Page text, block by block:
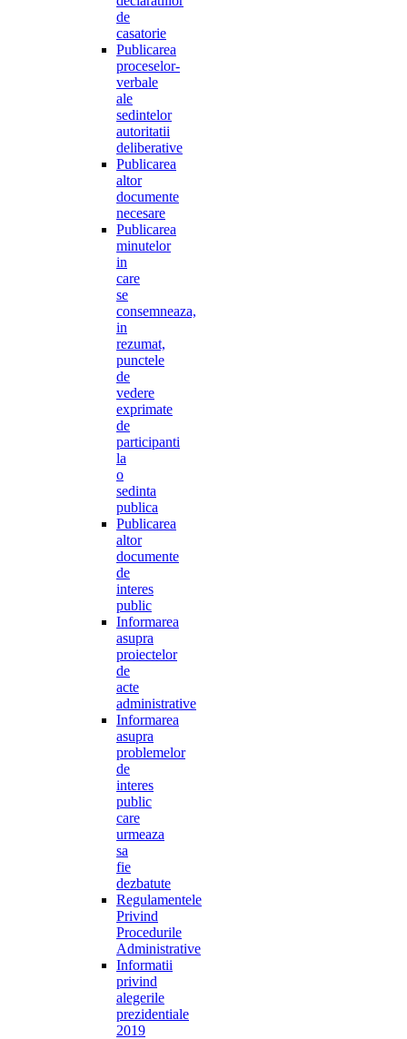
de
casatorie
Publicarea
proceselor-
verbale
ale
sedintelor
autoritatii
deliberative
Publicarea
altor
documente
necesare
Publicarea
minutelor
in
care
se
consemneaza,
in
rezumat,
punctele
de
vedere
exprimate
de
participanti
la
o
sedinta
publica
Publicarea
altor
documente
de
interes
public
Informarea
asupra
proiectelor
de
acte
administrative
Informarea
asupra
problemelor
de
interes
public
care
urmeaza
sa
fie
dezbatute
Regulamentele
Privind
Procedurile
Administrative
Informatii
privind
alegerile
prezidentiale
2019